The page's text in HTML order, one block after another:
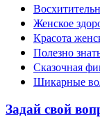
Женское
Красота
Полезно
Сказочная
Шикарные
Задай свой